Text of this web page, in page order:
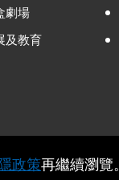
劇場
及教育
政策再繼續瀏覽。